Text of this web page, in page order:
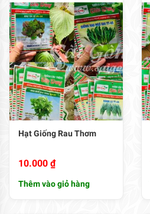
10.000₫
Thêm vào giỏ hàng